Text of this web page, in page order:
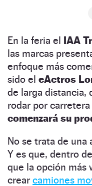
En la feria el IAA
las marcas
enfoque más
sido el eActros
de larga distancia,
rodar por
comenzará su
No se trata de una
Y es que, dentro
que la opción más
crear camiones